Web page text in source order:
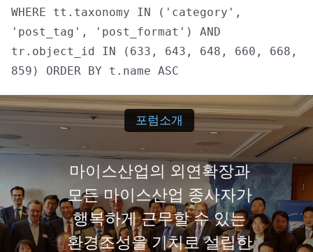
회원 가입
WHERE tt.taxonomy IN ('category',
'post_tag', 'post_format') AND
tr.object_id IN (633, 643, 648, 660, 668,
859) ORDER BY t.name ASC
포럼소개
마이스산업의 외연확장과
모든 마이스산업 종사자가
행복하게 근무할 수 있는
환경조성을 기치로 설립한